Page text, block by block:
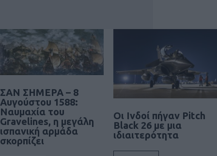
ΣΑΝ ΣΗΜΕΡΑ – 8
Αυγούστου 1588:
Ναυμαχία του
Gravelines, η μεγάλη
ισπανική αρμάδα
σκορπίζει
Οι Ινδοί πήγαν Pitch
Black 26 με μια
ιδιαιτερότητα